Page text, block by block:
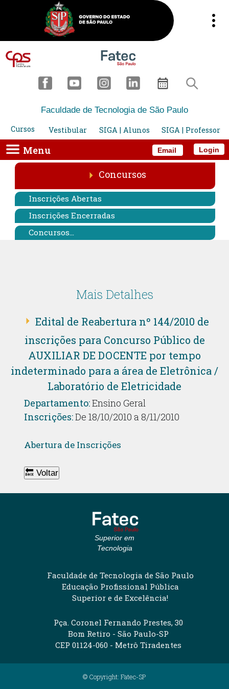
Email
Faculdade de Tecnologia de São Paulo
Cursos
Vestibular SIGA | Alunos SIGA | Professor
Menu Login
Concursos
Inscrições Abertas
Inscrições Encerradas
Concursos...
Mais Detalhes
Edital de Reabertura nº 144/2010 de
inscrições para Concurso Público de
AUXILIAR DE DOCENTE por tempo
indeterminado para a área de Eletrônica /
Laboratório de Eletricidade
Departamento:Ensino Geral
Inscrições:De 18/10/2010 a 8/11/2010
Abertura de Inscrições
🔙 Voltar
Superior em
Tecnologia
Faculdade de Tecnologia de São Paulo
Educação Profissional Pública
Superior e de Excelência!
Pça. Coronel Fernando Prestes, 30
Bom Retiro - São Paulo-SP
CEP 01124-060 - Metrô Tiradentes
© Copyright: Fatec-SP